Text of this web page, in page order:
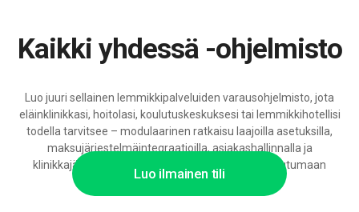
Luo ilmainen tili
Kaikki yhdessä -ohjelmisto
Luo juuri sellainen lemmikkipalveluiden varausohjelmisto, jota
eläinklinikkasi, hoitolasi, koulutuskeskuksesi tai lemmikkihotellisi
todella tarvitsee – modulaarinen ratkaisu laajoilla asetuksilla,
maksujärjestelmäintegraatioilla, asiakashallinnalla ja
klinikkajärjestelmien integraatioilla, valmis skaalautumaan
tekoälytukea varten.